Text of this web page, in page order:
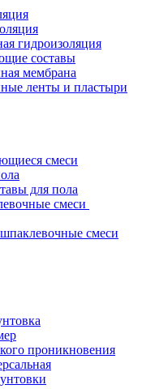
гидроизоляция
составы
мембрана
ленты и пластыри
смеси
для пола
смеси
смеси
проникновения